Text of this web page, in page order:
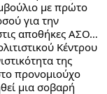
με πρώτο
για την
αποθήκες ΑΣΟ…
Κέντρου
της
προνομιούχο
μια σοβαρή